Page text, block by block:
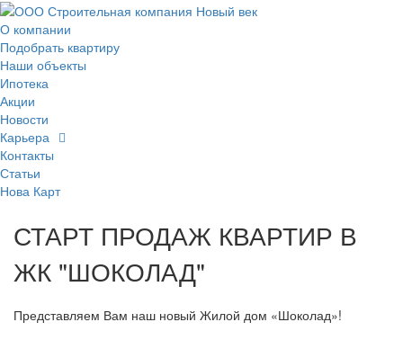
О компании
Подобрать квартиру
Наши объекты
Ипотека
Акции
Новости
Карьера
Контакты
Статьи
Нова Карт
СТАРТ ПРОДАЖ КВАРТИР В
ЖК "ШОКОЛАД"
Представляем Вам наш новый Жилой дом «Шоколад»!